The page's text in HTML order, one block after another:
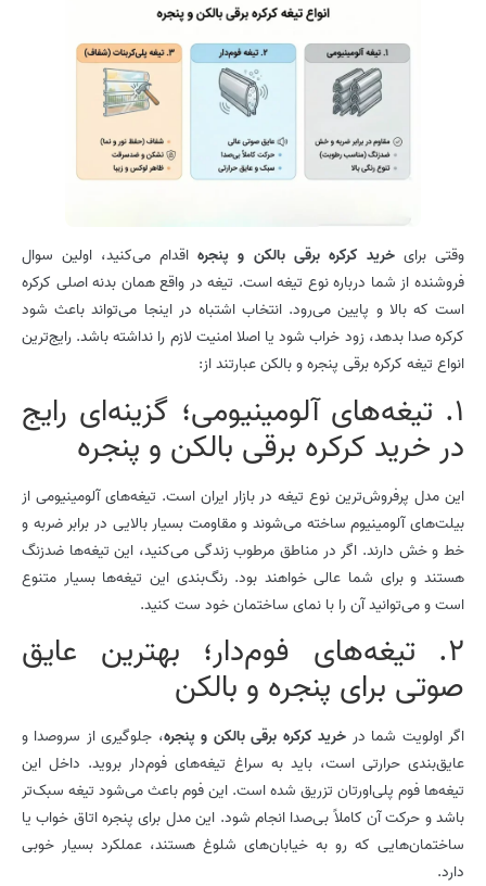
وقتی برایخرید کرکره برقی بالکن و پنجرهاقدام می‌کنید، اولین سوال
فروشنده از شما درباره نوع تیغه است. تیغه در واقع همان بدنه اصلی کرکره
است که بالا و پایین می‌رود. انتخاب اشتباه در اینجا می‌تواند باعث شود
کرکره صدا بدهد، زود خراب شود یا اصلا امنیت لازم را نداشته باشد. رایج‌ترین
انواع تیغه کرکره برقی پنجره و بالکن عبارتند از:
1. تیغه‌های آلومینیومی؛ گزینه‌ای رایج
در خرید کرکره برقی بالکن و پنجره
این مدل پرفروش‌ترین نوع تیغه در بازار ایران است. تیغه‌های آلومینیومی از
بیلت‌های آلومینیوم ساخته می‌شوند و مقاومت بسیار بالایی در برابر ضربه و
خط و خش دارند. اگر در مناطق مرطوب زندگی می‌کنید، این تیغه‌ها ضدزنگ
هستند و برای شما عالی خواهند بود. رنگ‌بندی این تیغه‌ها بسیار متنوع
است و می‌توانید آن را با نمای ساختمان خود ست کنید.
2. تیغه‌های فوم‌دار؛ بهترین عایق
صوتی برای پنجره و بالکن
اگر اولویت شما در خرید کرکره برقی بالکن و پنجره، جلوگیری از سروصدا و
عایق‌بندی حرارتی است، باید به سراغ تیغه‌های فوم‌دار بروید. داخل این
تیغه‌ها فوم پلی‌اورتان تزریق شده است. این فوم باعث می‌شود تیغه سبک‌تر
باشد و حرکت آن کاملاً بی‌صدا انجام شود. این مدل برای پنجره اتاق خواب یا
ساختمان‌هایی که رو به خیابان‌های شلوغ هستند، عملکرد بسیار خوبی
دارد.